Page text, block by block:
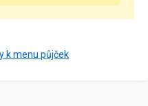
k menu půjček